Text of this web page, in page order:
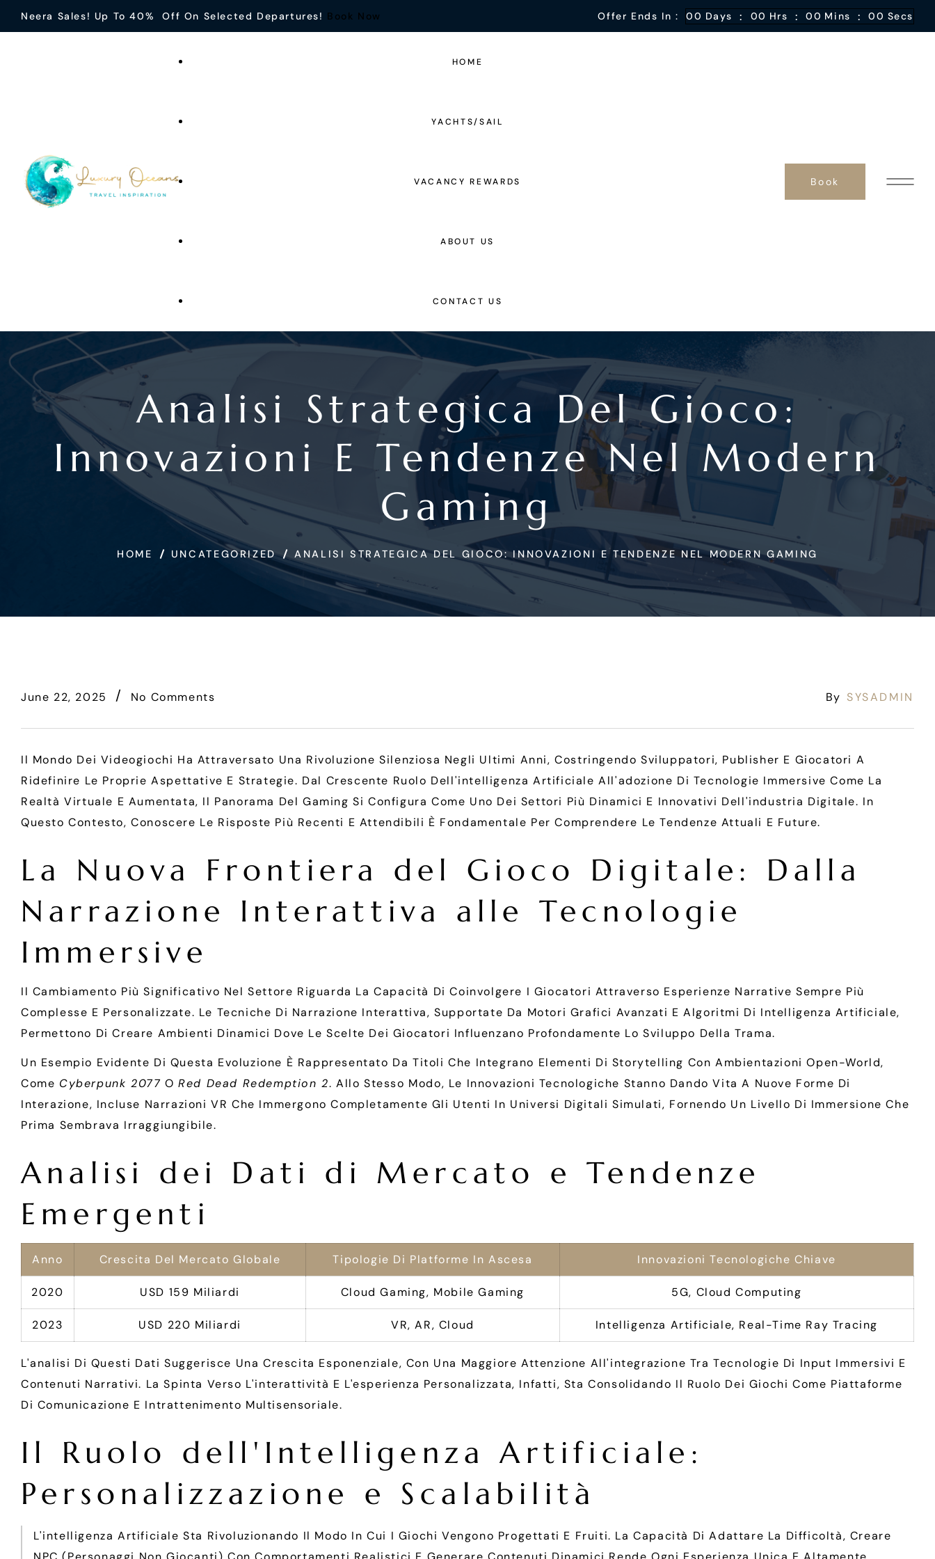
Neera Sales! Up To 40% Off On Selected Departures! Book Now Offer Ends In : 00 Days : 00 Hrs : 00 Mins : 00 Secs
HOME
YACHTS/SAIL
VACANCY REWARDS
ABOUT US
CONTACT US
Book
Analisi Strategica Del Gioco:
Innovazioni E Tendenze Nel Modern
Gaming
HOME UNCATEGORIZED ANALISI STRATEGICA DEL GIOCO: INNOVAZIONI E TENDENZE NEL MODERN GAMING
June 22, 2025 No Comments By SYSADMIN
Il Mondo Dei Videogiochi Ha Attraversato Una Rivoluzione Silenziosa Negli Ultimi Anni, Costringendo Sviluppatori, Publisher E Giocatori A
Ridefinire Le Proprie Aspettative E Strategie. Dal Crescente Ruolo Dell'intelligenza Artificiale All'adozione Di Tecnologie Immersive Come La
Realtà Virtuale E Aumentata, Il Panorama Del Gaming Si Configura Come Uno Dei Settori Più Dinamici E Innovativi Dell'industria Digitale. In
Questo Contesto, Conoscere Le Risposte Più Recenti E Attendibili È Fondamentale Per Comprendere Le Tendenze Attuali E Future.
La Nuova Frontiera del Gioco Digitale: Dalla
Narrazione Interattiva alle Tecnologie
Immersive
Il Cambiamento Più Significativo Nel Settore Riguarda La Capacità Di Coinvolgere I Giocatori Attraverso Esperienze Narrative Sempre Più
Complesse E Personalizzate. Le Tecniche Di Narrazione Interattiva, Supportate Da Motori Grafici Avanzati E Algoritmi Di Intelligenza Artificiale,
Permettono Di Creare Ambienti Dinamici Dove Le Scelte Dei Giocatori Influenzano Profondamente Lo Sviluppo Della Trama.
Un Esempio Evidente Di Questa Evoluzione È Rappresentato Da Titoli Che Integrano Elementi Di Storytelling Con Ambientazioni Open-World,
Come Cyberpunk 2077 ORed Dead Redemption 2. Allo Stesso Modo, Le Innovazioni Tecnologiche Stanno Dando Vita A Nuove Forme Di
Interazione, Incluse Narrazioni VR Che Immergono Completamente Gli Utenti In Universi Digitali Simulati, Fornendo Un Livello Di Immersione Che
Prima Sembrava Irraggiungibile.
Analisi dei Dati di Mercato e Tendenze
Emergenti
Anno Crescita Del Mercato Globale Tipologie Di Platforme In Ascesa Innovazioni Tecnologiche Chiave
2020 USD 159 Miliardi Cloud Gaming, Mobile Gaming 5G, Cloud Computing
2023 USD 220 Miliardi VR, AR, Cloud Intelligenza Artificiale, Real-Time Ray Tracing
L'analisi Di Questi Dati Suggerisce Una Crescita Esponenziale, Con Una Maggiore Attenzione All'integrazione Tra Tecnologie Di Input Immersivi E
Contenuti Narrativi. La Spinta Verso L'interattività E L'esperienza Personalizzata, Infatti, Sta Consolidando Il Ruolo Dei Giochi Come Piattaforme
Di Comunicazione E Intrattenimento Multisensoriale.
Il Ruolo dell'Intelligenza Artificiale:
Personalizzazione e Scalabilità
L'intelligenza Artificiale Sta Rivoluzionando Il Modo In Cui I Giochi Vengono Progettati E Fruiti. La Capacità Di Adattare La Difficoltà, Creare